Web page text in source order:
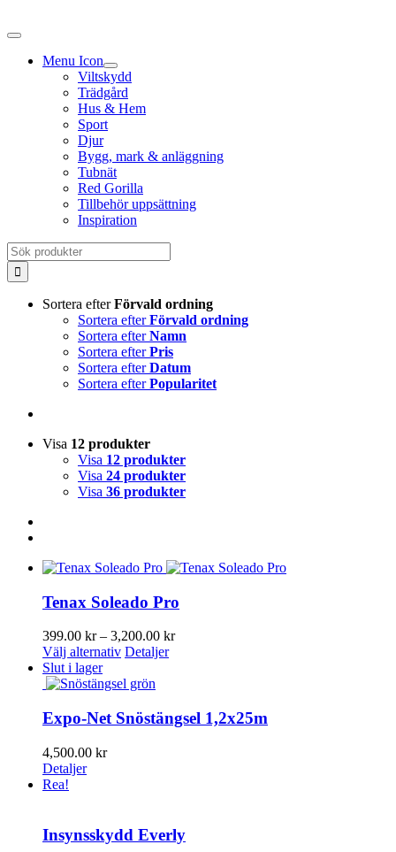
till
Menu Icon
Viltskydd
Trädgård
Hus & Hem
Sport
Djur
Bygg, mark & anläggning
Tubnät
Red Gorilla
Tillbehör uppsättning
Inspiration
Sök
efter:
Sortera efterFörvald ordning
Sortera efterFörvald ordning
Sortera efterNamn
Sortera efterPris
Sortera efterDatum
Sortera efterPopularitet
Visa 12 produkter
Visa 12 produkter
Visa 24 produkter
Visa 36 produkter
Tenax Soleado Pro
399.00 kr – 3,200.00 krPrisintervall:
Välj alternativ Den
produkten
flera
varianter.
på
produktsidan
Detaljer
Slut i lager
Expo-Net Snöstängsel 1,2x25m
4,500.00 kr
Detaljer
Rea!
Insynsskydd Everly